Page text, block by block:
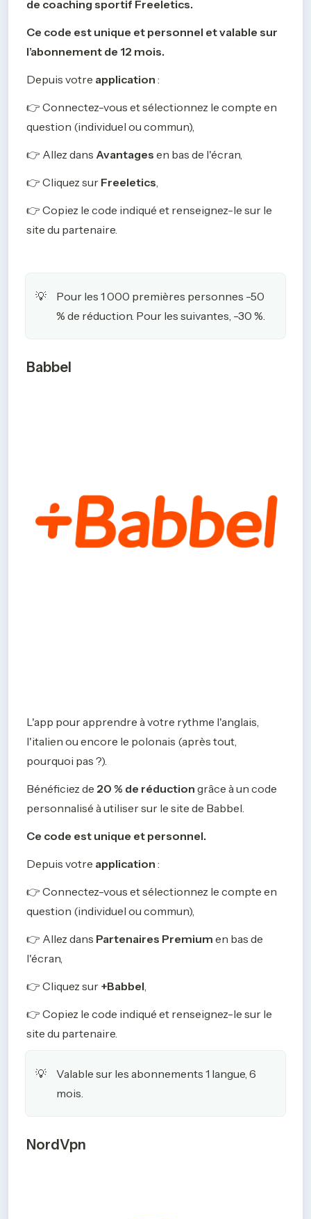
de coaching sportif Freeletics.
Ce code est unique et personnel et valable sur
l’abonnement de 12 mois.
Depuis votre application :
👉 Connectez-vous et sélectionnez le compte en
question (individuel ou commun),
👉 Allez dans Avantages en bas de l'écran,
👉 Cliquez sur Freeletics,
👉 Copiez le code indiqué et renseignez-le sur le
site du partenaire.
💡
Pour les 1 000 premières personnes -50
% de réduction. Pour les suivantes, -30 %.
Babbel
L'app pour apprendre à votre rythme l'anglais,
l'italien ou encore le polonais (après tout,
pourquoi pas ?).
Bénéficiez de 20 % de réduction grâce à un code
personnalisé à utiliser sur le site de Babbel.
Ce code est unique et personnel.
Depuis votre application :
👉 Connectez-vous et sélectionnez le compte en
question (individuel ou commun),
👉 Allez dans Partenaires Premium en bas de
l'écran,
👉 Cliquez sur +Babbel,
👉 Copiez le code indiqué et renseignez-le sur le
site du partenaire.
💡
Valable sur les abonnements 1 langue, 6
mois.
NordVpn